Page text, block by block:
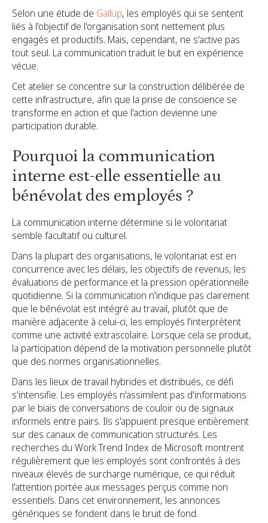
Selon une étude de Gallup, les employés qui se sentent
liés à l'objectif de l'organisation sont nettement plus
engagés et productifs. Mais, cependant, ne s'active pas
tout seul. La communication traduit le but en expérience
vécue.
Cet atelier se concentre sur la construction délibérée de
cette infrastructure, afin que la prise de conscience se
transforme en action et que l'action devienne une
participation durable.
Pourquoi la communication
interne est-elle essentielle au
bénévolat des employés ?
La communication interne détermine si le volontariat
semble facultatif ou culturel.
Dans la plupart des organisations, le volontariat est en
concurrence avec les délais, les objectifs de revenus, les
évaluations de performance et la pression opérationnelle
quotidienne. Si la communication n'indique pas clairement
que le bénévolat est intégré au travail, plutôt que de
manière adjacente à celui-ci, les employés l'interprètent
comme une activité extrascolaire. Lorsque cela se produit,
la participation dépend de la motivation personnelle plutôt
que des normes organisationnelles.
Dans les lieux de travail hybrides et distribués, ce défi
s'intensifie. Les employés n'assimilent pas d'informations
par le biais de conversations de couloir ou de signaux
informels entre pairs. Ils s'appuient presque entièrement
sur des canaux de communication structurés. Les
recherches du Work Trend Index de Microsoft montrent
régulièrement que les employés sont confrontés à des
niveaux élevés de surcharge numérique, ce qui réduit
l'attention portée aux messages perçus comme non
essentiels. Dans cet environnement, les annonces
génériques se fondent dans le bruit de fond.